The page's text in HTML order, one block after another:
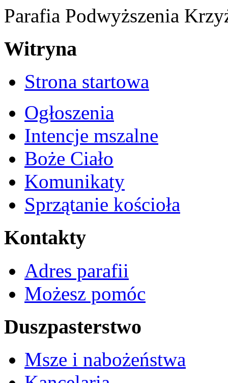
Parafia Podwyższenia
Witryna
Strona startowa
Ogłoszenia
Intencje mszalne
Boże Ciało
Komunikaty
Sprzątanie kościoła
Kontakty
Adres parafii
Możesz pomóc
Duszpasterstwo
Msze i nabożeństwa